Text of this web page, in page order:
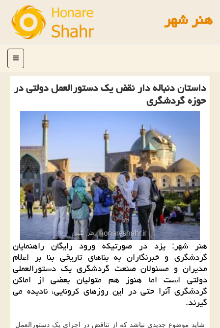
هنر شهر
منو
داستان دنباله دار نقض یك دستورالعمل دولتی در
حوزه گردشگری
هنر شهر: یزد در صورتیكه ورود رایگان راهنمایان
گردشگری و خبرنگاران به بناهای تاریخی بنا بر اعلام
مدیران و مسئولان صنعت گردشگری یك دستورالعملی
دولتی است اما هنوز هم متولیان بعضی از اماكن
گردشگری آنرا حتی در این روزهای كرونایی، نادیده می
گیرند.
شاید موضوع جدیدی نباشد که از تناقض در اجرای یک دستورالعمل